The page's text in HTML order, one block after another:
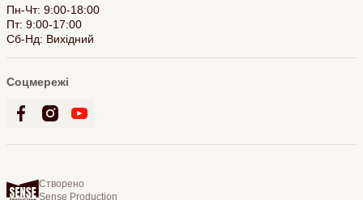
Пн-Чт: 9:00-18:00
Пт: 9:00-17:00
Сб-Нд: Вихідний
Соцмережі
Створено
Sense Production